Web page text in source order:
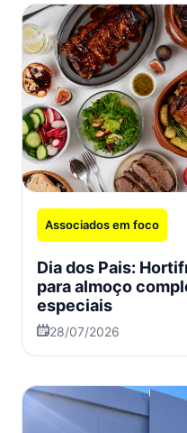
Associados em foco
Dia dos Pais:
para almoço
especiais
28/07/2026